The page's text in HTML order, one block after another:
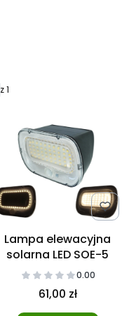
z 1
Lampa elewacyjna
solarna LED SOE-5
0.00
61,00 zł